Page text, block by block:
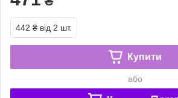
442 ₴ від 2 шт.
Купити
або